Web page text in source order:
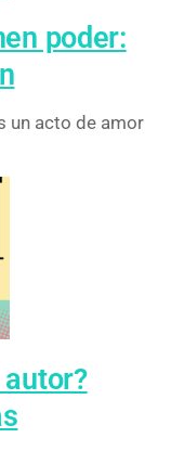
poder:
un acto de amor